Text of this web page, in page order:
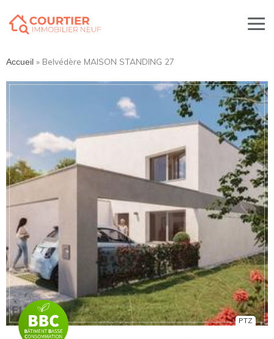
Accueil » Belvédère MAISON STANDING 27
PTZ